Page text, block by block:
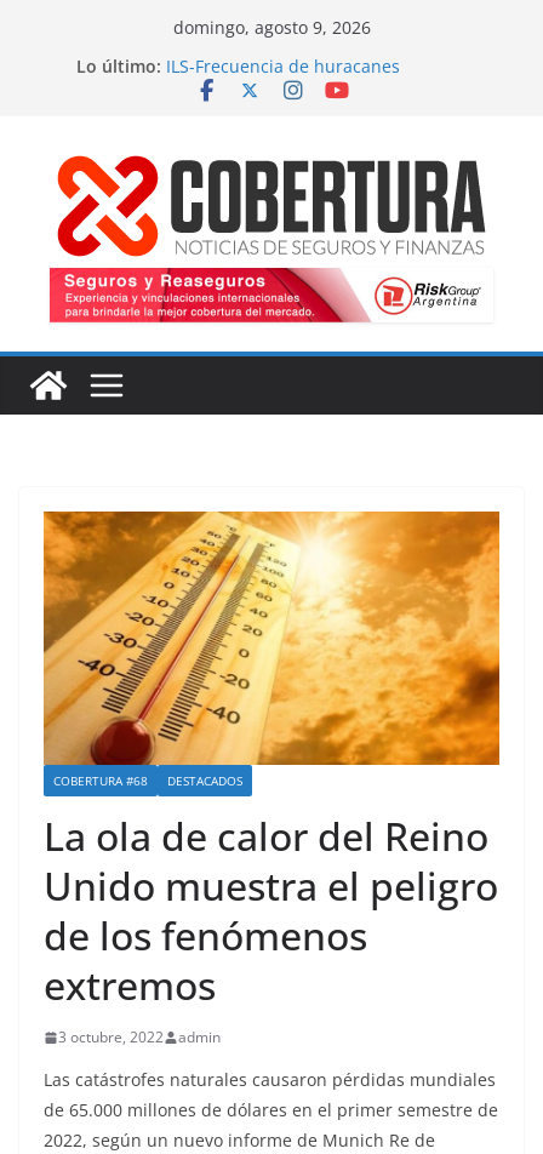
domingo, agosto 9, 2026
Lo último: ILS-Frecuencia de huracanes
Seguro marítimo-Presiones cruzadas
Fitch-Impulso a la innovación
COBERTURA #68 DESTACADOS
La ola de calor del Reino
Unido muestra el peligro
de los fenómenos
extremos
3 octubre, 2022 admin
Las catástrofes naturales causaron pérdidas mundiales
de 65.000 millones de dólares en el primer semestre de
2022, según un nuevo informe de Munich Re de